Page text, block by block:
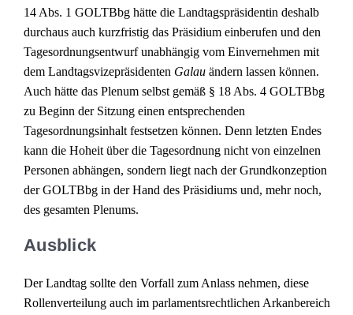
14 Abs. 1 GOLTBbg hätte die Landtagspräsidentin deshalb
durchaus auch kurzfristig das Präsidium einberufen und den
Tagesordnungsentwurf unabhängig vom Einvernehmen mit
dem Landtagsvizepräsidenten Galauändern lassen können.
Auch hätte das Plenum selbst gemäß § 18 Abs. 4 GOLTBbg
zu Beginn der Sitzung einen entsprechenden
Tagesordnungsinhalt festsetzen können. Denn letzten Endes
kann die Hoheit über die Tagesordnung nicht von einzelnen
Personen abhängen, sondern liegt nach der Grundkonzeption
der GOLTBbg in der Hand des Präsidiums und, mehr noch,
des gesamten Plenums.
Ausblick
Der Landtag sollte den Vorfall zum Anlass nehmen, diese
Rollenverteilung auch im parlamentsrechtlichen Arkanbereich